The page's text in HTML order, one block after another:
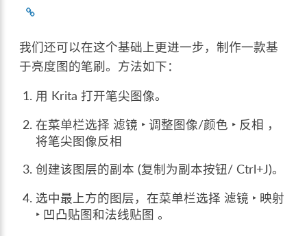
我们还可以在这个基础上更进一步，制作一款基
于亮度图的笔刷。方法如下：
用 Krita 打开笔尖图像。
在菜单栏选择 滤镜 ‣ 调整图像/颜色 ‣ 反相 ，
将笔尖图像反相
创建该图层的副本 (复制为副本按钮/ Ctrl+J)。
选中最上方的图层，在菜单栏选择 滤镜 ‣ 映射
‣ 凹凸贴图和法线贴图 。